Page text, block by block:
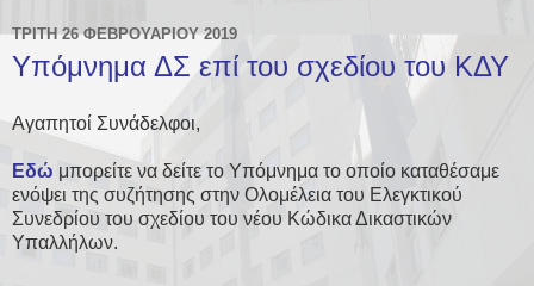
ΤΡΊΤΗ 26 ΦΕΒΡΟΥΑΡΊΟΥ 2019
Υπόμνημα ΔΣ επί του σχεδίου του ΚΔΥ
Αγαπητοί Συνάδελφοι,
Εδώ μπορείτε να δείτε το Υπόμνημα το οποίο καταθέσαμε
ενόψει της συζήτησης στην Ολομέλεια του Ελεγκτικού
Συνεδρίου του σχεδίου του νέου Κώδικα Δικαστικών
Υπαλλήλων.